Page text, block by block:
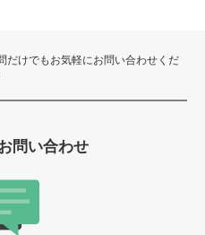
だけでもお気軽にお問い合わせくだ
問い合わせ